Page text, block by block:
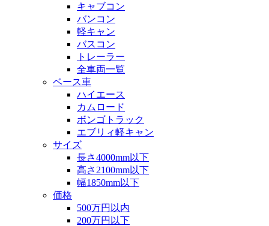
キャブコン
バンコン
軽キャン
バスコン
トレーラー
全車両一覧
ベース車
ハイエース
カムロード
ボンゴトラック
エブリィ軽キャン
サイズ
長さ4000mm以下
高さ2100mm以下
幅1850mm以下
価格
500万円以内
200万円以下